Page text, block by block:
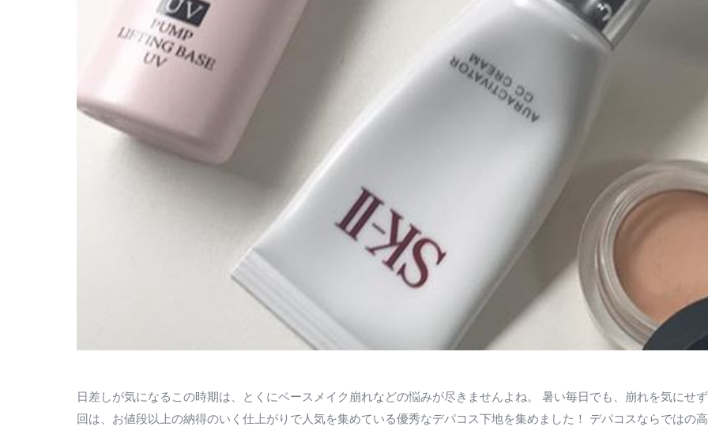
日差しが気になるこの時期は、とくにベースメイク崩れなどの悩みが尽きませんよね。 暑い毎日でも、崩れを気にせ
回は、お値段以上の納得のいく仕上がりで人気を集めている優秀なデパコス下地を集めました！ デパコスならでは